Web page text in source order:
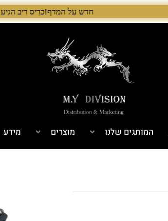
חדש על המדף!כריס ריב הגיע לישראל! 🇺🇸 המלאי הראשון בארץ – עכשיו אצל היבואן הבלעדי לרגל ההשקה, 5% הנחה על כל מוצרי Chris Reeve לזמן מוגבל. בנוסף, הגיע גם מלאי חדש של Benchmade ו־Microtech. לרכישה עכשיו›. >
המותגים שלנו מוצרים מידע